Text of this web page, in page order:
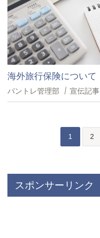
海外旅行保険について
パントレ管理部 宣伝記事
ペ
1 2
スポンサーリンク